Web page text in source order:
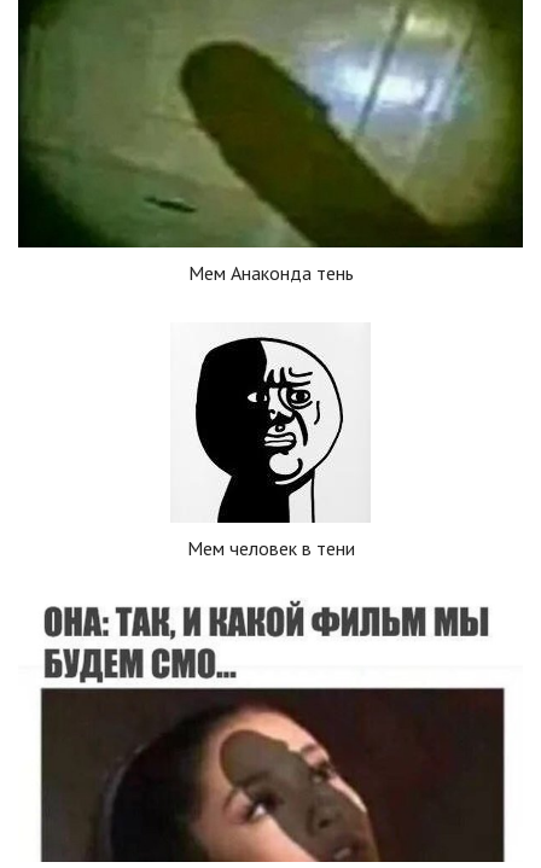
Мем Анаконда тень
Мем человек в тени